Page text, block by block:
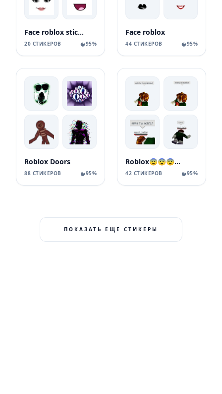
Face roblox stickers
20 СТИКЕРОВ 95%
Face roblox
44 СТИКЕРОВ 95%
Roblox Doors
88 СТИКЕРОВ 95%
Roblox😨😨😨😨😨😨
42 СТИКЕРОВ 95%
ПОКАЗАТЬ ЕЩЕ СТИКЕРЫ